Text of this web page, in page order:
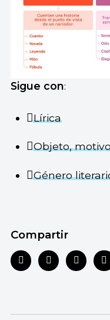
Sigue con:
Lírica
Objeto,
Género
Compartir